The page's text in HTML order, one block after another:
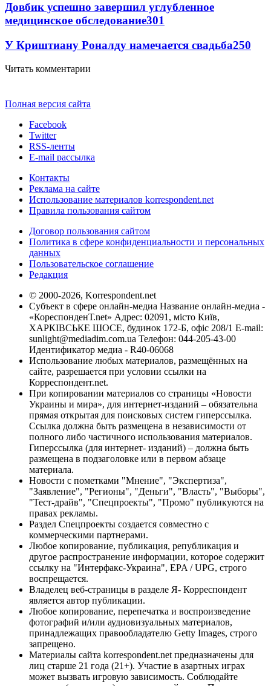
Довбик успешно завершил углубленное
медицинское обследование301
У Криштиану Роналду намечается свадьба250
Читать комментарии
Полная версия сайта
Facebook
Twitter
RSS-ленты
E-mail рассылка
Контакты
Реклама на сайте
Использование материалов korrespondent.net
Правила пользования сайтом
Договор пользования сайтом
Политика в сфере конфиденциальности и персональных
данных
Пользовательское соглашение
Редакция
© 2000-2026, Korrespondent.net
Субъект в сфере онлайн-медиа Название онлайн-медиа -
«КореспонденТ.net» Адрес: 02091, місто Київ,
ХАРКІВСЬКЕ ШОСЕ, будинок 172-Б, офіс 208/1 E-mail:
sunlight@mediadim.com.ua Телефон: 044-205-43-00
Идентификатор медиа - R40-06068
Использование любых материалов, размещённых на
сайте, разрешается при условии ссылки на
Корреспондент.net.
При копировании материалов со страницы «Новости
Украины и мира», для интернет-изданий – обязательна
прямая открытая для поисковых систем гиперссылка.
Ссылка должна быть размещена в независимости от
полного либо частичного использования материалов.
Гиперссылка (для интернет- изданий) – должна быть
размещена в подзаголовке или в первом абзаце
материала.
Новости с пометками "Мнение", "Экспертиза",
"Заявление", "Регионы", "Деньги", "Власть", "Выборы",
"Тест-драйв", "Спецпроекты", "Промо" публикуются на
правах рекламы.
Раздел Спецпроекты создается совместно с
коммерческими партнерами.
Любое копирование, публикация, републикация и
другое распространение информации, которое содержит
ссылку на "Интерфакс-Украина", EPA / UPG, строго
воспрещается.
Владелец веб-страницы в разделе Я- Корреспондент
является автор публикации.
Любое копирование, перепечатка и воспроизведение
фотографий и/или аудиовизуальных материалов,
принадлежащих правообладателю Getty Images, строго
запрещено.
Материалы сайта korrespondent.net предназначены для
лиц старше 21 года (21+). Участие в азартных играх
может вызвать игровую зависимость. Соблюдайте